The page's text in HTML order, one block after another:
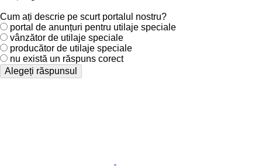
Cum ați descrie pe scurt portalul nostru?
portal de anunțuri pentru utilaje speciale
vânzător de utilaje speciale
producător de utilaje speciale
nu există un răspuns corect
Alegeți răspunsul